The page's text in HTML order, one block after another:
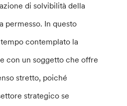
di solvibilità della
permesso. In questo
contemplato la
con un soggetto che offre
stretto, poiché
strategico se